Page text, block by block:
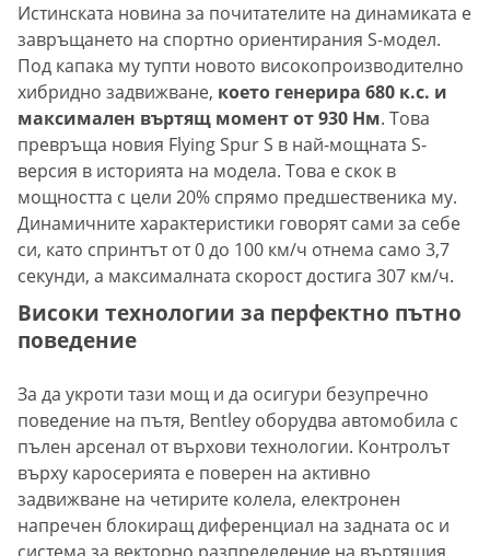
Истинската новина за почитателите на динамиката е
завръщането на спортно ориентирания S-модел.
Под капака му тупти новото високопроизводително
хибридно задвижване, което генерира 680 к.с. и
максимален въртящ момент от 930 Нм. Това
превръща новия Flying Spur S в най-мощната S-
версия в историята на модела. Това е скок в
мощността с цели 20% спрямо предшественика му.
Динамичните характеристики говорят сами за себе
си, като спринтът от 0 до 100 км/ч отнема само 3,7
секунди, а максималната скорост достига 307 км/ч.
Високи технологии за перфектно пътно
поведение
За да укроти тази мощ и да осигури безупречно
поведение на пътя, Bentley оборудва автомобила с
пълен арсенал от върхови технологии. Контролът
върху каросерията е поверен на активно
задвижване на четирите колела, електронен
напречен блокиращ диференциал на задната ос и